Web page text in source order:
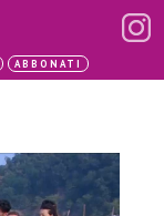
ABBONATI